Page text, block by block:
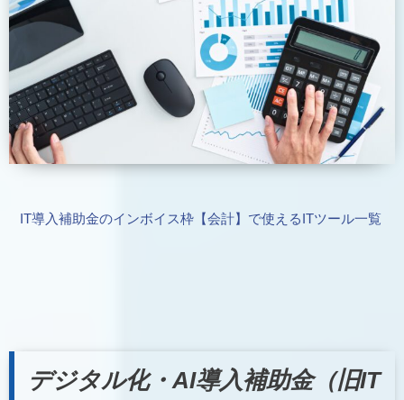
IT導入補助金のインボイス枠【会計】で使えるITツール一覧
デジタル化・AI導入補助金（旧IT